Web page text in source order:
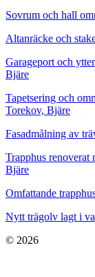
Sovrum och hall
Altanräcke och
Garageport och
Bjäre
Tapetsering och
Torekov, Bjäre
Fasadmålning av
Trapphus renoverat
Bjäre
Omfattande
Nytt trägolv lagt i
© 2026